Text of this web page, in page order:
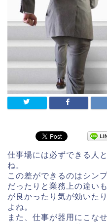
仕事場には必ずできる人
ね。
この差ができるのはシン
だったりと業務上の違い
が良かったり気が効いた
よね。
また、仕事が器用にこな